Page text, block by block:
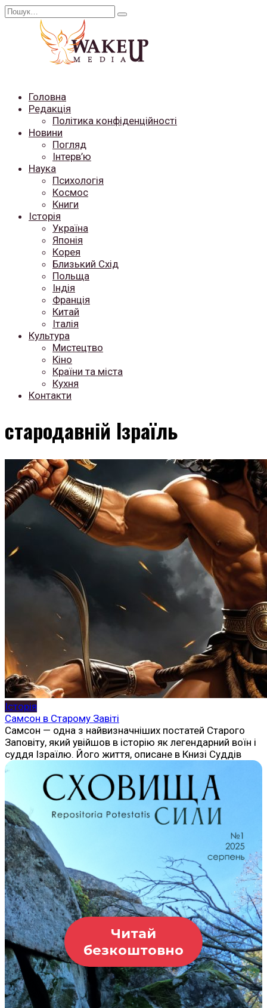
Перейти
Search
Головна
Редакція
Політика конфіденційності
Новини
Погляд
Інтерв’ю
Наука
Психологія
Космос
Книги
Історія
Україна
Японія
Корея
Близький Схід
Польща
Індія
Франція
Китай
Італія
Культура
Мистецтво
Кіно
Країни та міста
Кухня
Контакти
стародавній Ізраїль
Історія
Самсон в Старому Завіті
Самсон — одна з найвизначніших постатей Старого
Заповіту, який увійшов в історію як легендарний воїн і
суддя Ізраїлю. Його життя, описане в Книзі Суддів
Читай
безкоштовно